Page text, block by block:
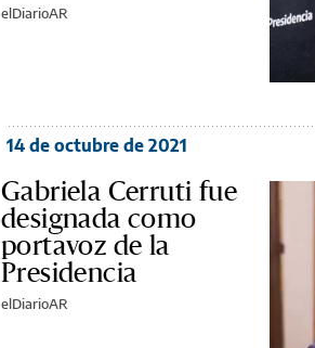
elDiarioAR
14 de octubre de 2021
Gabriela Cerruti fue
designada como
portavoz de la
Presidencia
elDiarioAR